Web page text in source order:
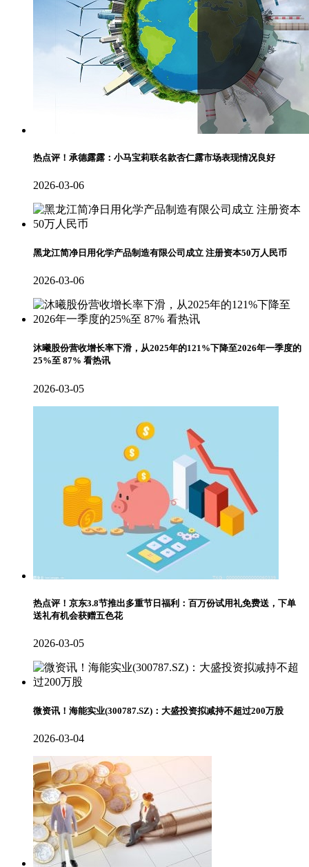
热点评！承德露露：小马宝莉联名款杏仁露市场表现情况良好
2026-03-06
黑龙江简净日用化学产品制造有限公司成立 注册资本50万人民币
2026-03-06
沐曦股份营收增长率下滑，从2025年的121%下降至2026年一季度的
25%至 87% 看热讯
2026-03-05
热点评！京东3.8节推出多重节日福利：百万份试用礼免费送，下单
送礼有机会获赠五色花
2026-03-05
微资讯！海能实业(300787.SZ)：大盛投资拟减持不超过200万股
2026-03-04